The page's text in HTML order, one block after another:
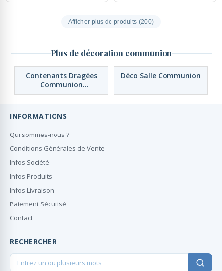
Afficher plus de produits (200)
Plus de décoration communion
Contenants Dragées
Communion
Personnalisés
Déco Salle Communion
INFORMATIONS
Qui sommes-nous ?
Conditions Générales de Vente
Infos Société
Infos Produits
Infos Livraison
Paiement Sécurisé
Contact
RECHERCHER